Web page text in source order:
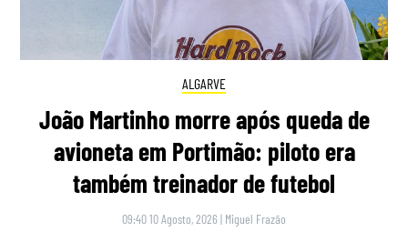
ALGARVE
João Martinho morre após queda de
avioneta em Portimão: piloto era
também treinador de futebol
09:40 10 Agosto, 2026 | Miguel Frazão